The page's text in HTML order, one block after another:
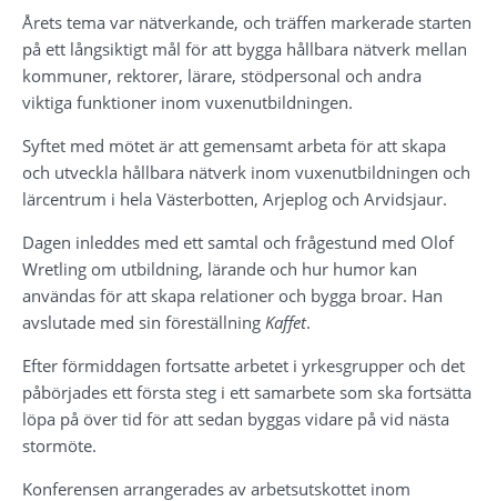
Årets tema var nätverkande, och träffen markerade starten
på ett långsiktigt mål för att bygga hållbara nätverk mellan
kommuner, rektorer, lärare, stödpersonal och andra
viktiga funktioner inom vuxenutbildningen.
Syftet med mötet är att gemensamt arbeta för att skapa
och utveckla hållbara nätverk inom vuxenutbildningen och
lärcentrum i hela Västerbotten, Arjeplog och Arvidsjaur.
Dagen inleddes med ett samtal och frågestund med Olof
Wretling om utbildning, lärande och hur humor kan
användas för att skapa relationer och bygga broar. Han
avslutade med sin föreställning Kaffet.
Efter förmiddagen fortsatte arbetet i yrkesgrupper och det
påbörjades ett första steg i ett samarbete som ska fortsätta
löpa på över tid för att sedan byggas vidare på vid nästa
stormöte.
Konferensen arrangerades av arbetsutskottet inom